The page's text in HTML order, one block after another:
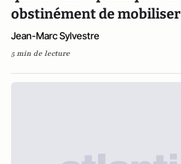
obstinément de mobiliser
Jean-Marc Sylvestre
5 min de lecture